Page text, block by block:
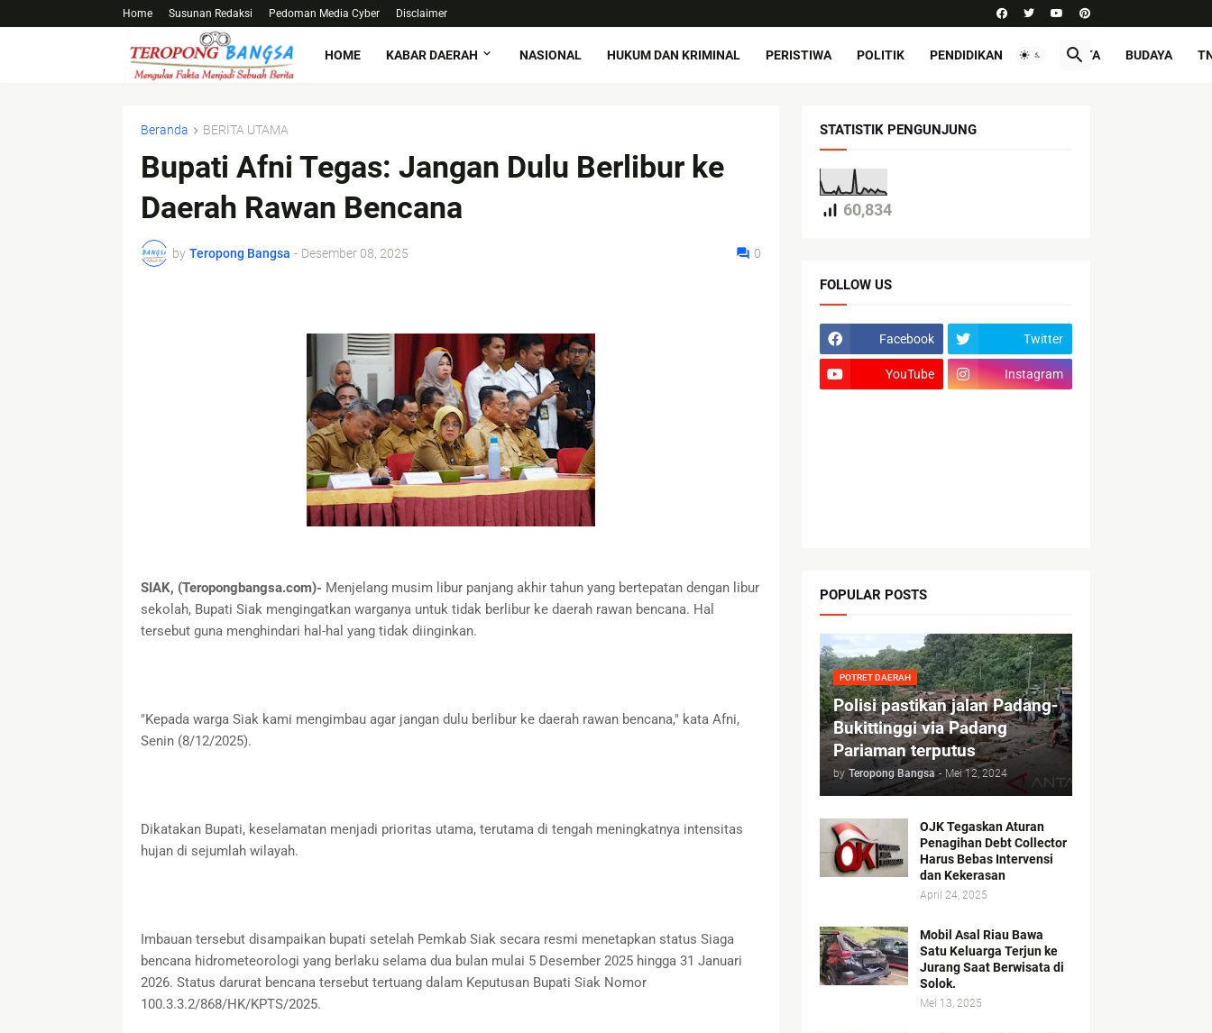
Home Susunan Redaksi Pedoman Media Cyber Disclaimer
HOME KABAR DAERAH NASIONAL HUKUM DAN KRIMINAL PERISTIWA POLITIK PENDIDIKAN PARIWISATA BUDAYA
Beranda BERITA UTAMA
Bupati Afni Tegas: Jangan Dulu Berlibur ke
Daerah Rawan Bencana
by Teropong Bangsa - Desember 08, 2025 0
SIAK, (Teropongbangsa.com)- Menjelang musim libur panjang akhir tahun yang bertepatan dengan libur
sekolah, Bupati Siak mengingatkan warganya untuk tidak berlibur ke daerah rawan bencana. Hal
tersebut guna menghindari hal-hal yang tidak diinginkan.
"Kepada warga Siak kami mengimbau agar jangan dulu berlibur ke daerah rawan bencana," kata Afni,
Senin (8/12/2025).
Dikatakan Bupati, keselamatan menjadi prioritas utama, terutama di tengah meningkatnya intensitas
hujan di sejumlah wilayah.
Imbauan tersebut disampaikan bupati setelah Pemkab Siak secara resmi menetapkan status Siaga
bencana hidrometeorologi yang berlaku selama dua bulan mulai 5 Desember 2025 hingga 31 Januari
2026. Status darurat bencana tersebut tertuang dalam Keputusan Bupati Siak Nomor
100.3.3.2/868/HK/KPTS/2025.
STATISTIK PENGUNJUNG
60,834
FOLLOW US
Facebook Twitter
YouTube Instagram
POPULAR POSTS
POTRET DAERAH
Polisi pastikan jalan Padang-
Bukittinggi via Padang
Pariaman terputus
by Teropong Bangsa - Mei 12, 2024
OJK Tegaskan Aturan
Penagihan Debt Collector
Harus Bebas Intervensi
dan Kekerasan
April 24, 2025
Mobil Asal Riau Bawa
Satu Keluarga Terjun ke
Jurang Saat Berwisata di
Solok.
Mei 13, 2025